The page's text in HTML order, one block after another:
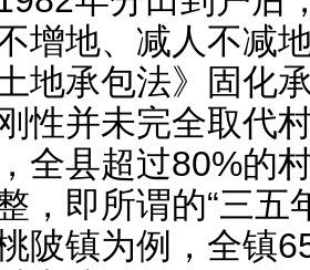
增地、减人不减
地承包法》固化
性并未完全取代
全县超过80%的
，即所谓的“三五
陂镇为例，全镇